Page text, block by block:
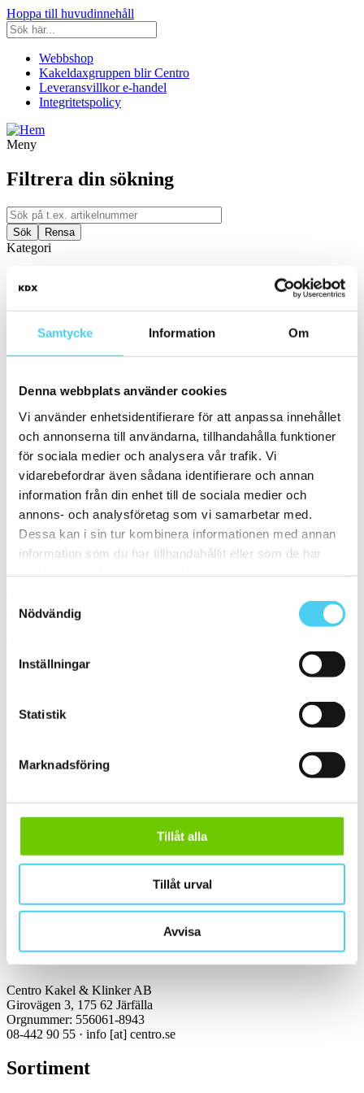
Samtycke Information Om
Denna webbplats använder cookies
Vi använder enhetsidentifierare för att anpassa innehållet
och annonserna till användarna, tillhandahålla funktioner
för sociala medier och analysera vår trafik. Vi
vidarebefordrar även sådana identifierare och annan
information från din enhet till de sociala medier och
annons- och analysföretag som vi samarbetar med.
Dessa kan i sin tur kombinera informationen med annan
information som du har tillhandahållit eller som de har
Nödvändig
Inställningar
Statistik
Marknadsföring
Tillåt alla
Tillåt urval
Avvisa
Hoppa till huvudinnehåll
Webbshop
Kakeldaxgruppen blir Centro
Leveransvillkor e-handel
Integritetspolicy
Meny
Filtrera din sökning
Kategori
Kakel & Klinker
Färg/Yta
Välj önskad färg/yta:
Mässing (behandlad)
Serie
Filtrera på en Serie
Välj en eller flera serier:
Nordhem - Kaknäs
Tyvärr gav sökningen inget resultat. Välj gärna en kategori nedan
eller gör om din sökning.
Med över 30 år i branschen är vi experter på allt inom kakel och
Kakel & klinker
Kontakt
Öppettider:
Vardagar 07:00-16:00
Mejl:
Centro Kakel & Klinker AB
Girovägen 3, 175 62 Järfälla
Orgnummer: 556061-8943
08-442 90 55 · info [at] centro.se
Sortiment